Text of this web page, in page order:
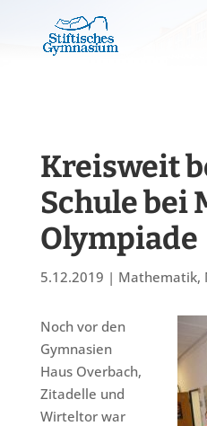
Kreisweit
Schule bei
Olympiade
5.12.2019 | Mathematik,
Noch vor den
Gymnasien
Haus Overbach,
Zitadelle und
Wirteltor war